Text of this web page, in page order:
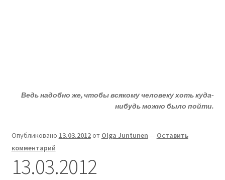
меню
О депрессии
Ведь надобно же, чтобы всякому человеку хоть куда-
нибудь можно было пойти.
Опубликовано 13.03.2012от Olga Juntunen — Оставить
комментарий
13.03.2012